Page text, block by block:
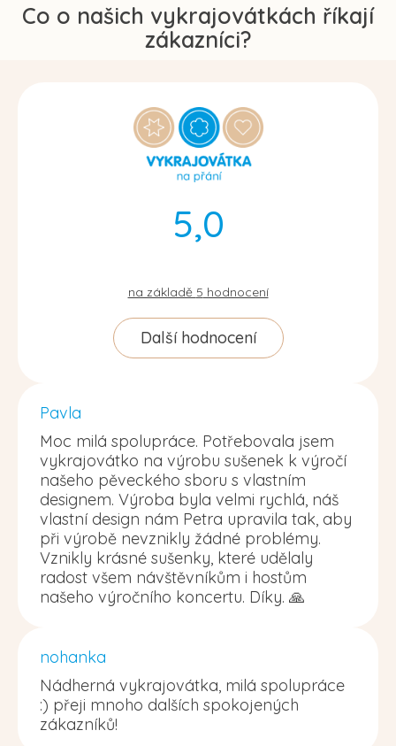
Co o našich vykrajovátkách říkají
zákazníci?
5,0
na základě 5 hodnocení
Další hodnocení
Pavla
Moc milá spolupráce. Potřebovala jsem
vykrajovátko na výrobu sušenek k výročí
našeho pěveckého sboru s vlastním
designem. Výroba byla velmi rychlá, náš
vlastní design nám Petra upravila tak, aby
při výrobě nevznikly žádné problémy.
Vznikly krásné sušenky, které udělaly
radost všem návštěvníkům i hostům
našeho výročního koncertu. Díky. 🙏
nohanka
Nádherná vykrajovátka, milá spolupráce
:) přeji mnoho dalších spokojených
zákazníků!